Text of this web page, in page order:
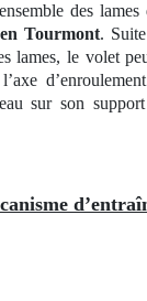
des
Tourmont.
lames, le volet
sur son